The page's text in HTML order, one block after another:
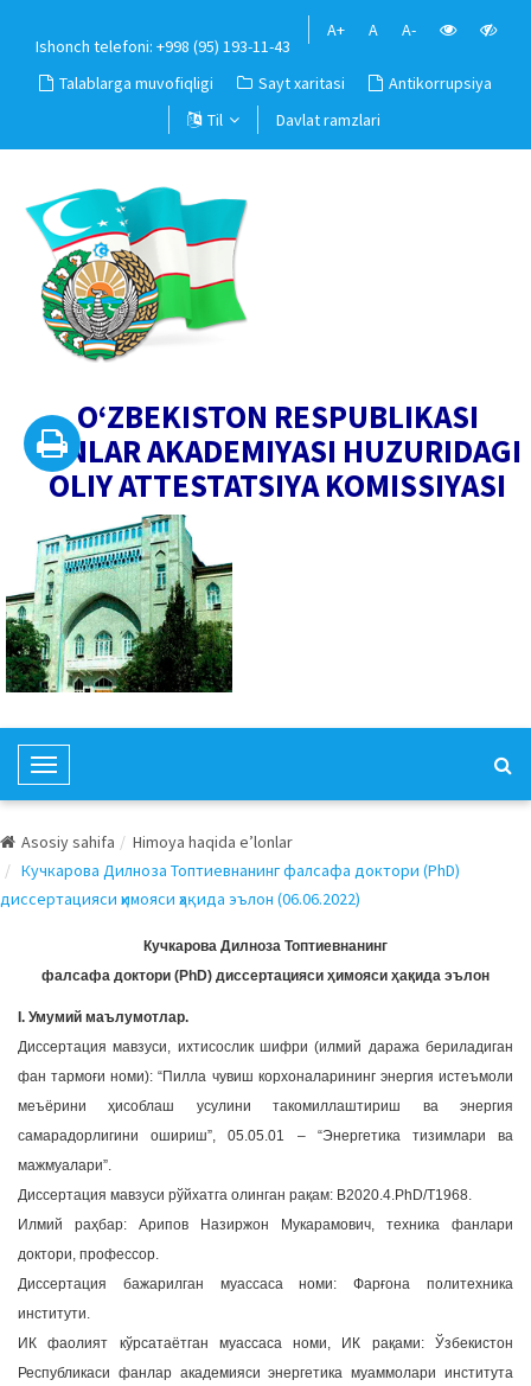
Ishonch telefoni: +998 (95) 193-11-43
A+ A A-
Talablarga muvofiqligi Sayt xaritasi
Antikorrupsiya
Til
Davlat ramzlari
O‘ZBEKISTON RESPUBLIKASI
FANLAR AKADEMIYASI HUZURIDAGI
OLIY ATTESTATSIYA KOMISSIYASI
T
o
g
l
e
a
i
g
a
t
i
o
n
Asosiy sahifa
Himoya haqida e’lonlar
Кучкарова Дилноза Топтиевнанинг фалсафа доктори (PhD)
диссертацияси ҳимояси ҳақида эълон (06.06.2022)
Кучкарова Дилноза Топтиевнанинг
фалсафа доктори (PhD) диссертацияси ҳимояси ҳақида эълон
I. Умумий маълумотлар.
Диссертация мавзуси, ихтисослик шифри (илмий даража бериладиган
фан тармоғи номи): “Пилла чувиш корхоналарининг энергия истеъмоли
меъёрини ҳисоблаш усулини такомиллаштириш ва энергия
самарадорлигини ошириш”, 05.05.01 – “Энергетика тизимлари ва
мажмуалари”.
Диссертация мавзуси рўйхатга олинган рақам: В2020.4.PhD/Т1968.
Илмий раҳбар: Арипов Назиржон Мукарамович, техника фанлари
доктори, профессор.
Диссертация бажарилган муассаса номи: Фарғона политехника
институти.
ИК фаолият кўрсатаётган муассаса номи, ИК рақами: Ўзбекистон
Республикаси фанлар академияси энергетика муаммолари института